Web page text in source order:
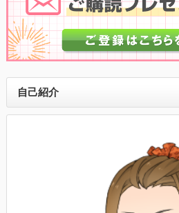
自己紹介